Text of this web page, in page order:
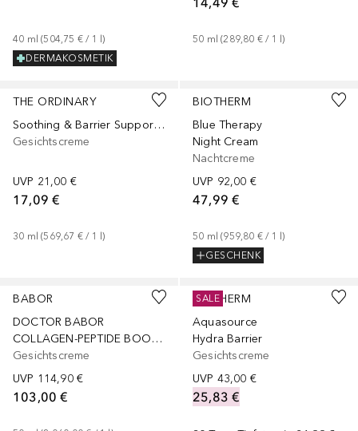
40 ml (504,75 € / 1 l)
DERMAKOSMETIK
50 ml (289,80 € / 1 l)
THE ORDINARY
Soothing & Barrier Support Serum
Gesichtscreme
UVP 21,00 €
17,09 €
30 ml (569,67 € / 1 l)
BIOTHERM
Blue Therapy
Night Cream
Nachtcreme
UVP 92,00 €
47,99 €
50 ml (959,80 € / 1 l)
GESCHENK
BABOR
DOCTOR BABOR
COLLAGEN-PEPTIDE BOOSTER CREAM
Gesichtscreme
UVP 114,90 €
103,00 €
BIOTHERM
Aquasource
Hydra Barrier
Gesichtscreme
UVP 43,00 €
25,83 €
SALE
Größen